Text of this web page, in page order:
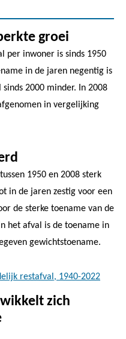
groei
per inwoner is sinds 1950
in de jaren negentig is
2000 minder. In 2008
in vergelijking
1950 en 2008 sterk
in de jaren zestig voor een
de sterke toename van de
het afval is de toename in
gewichtstoename.
restafval, 1940-2022
zich